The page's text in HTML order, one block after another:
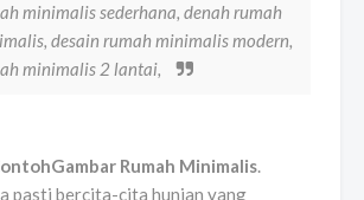
minimalis sederhana, denah rumah
desain rumah minimalis modern,
minimalis 2 lantai,
Rumah Minimalis.
pasti bercita-cita hunian yang